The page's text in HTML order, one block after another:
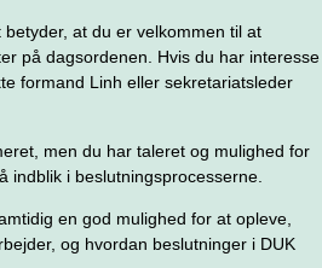
at du er velkommen til at
på dagsordenen. Hvis du har interesse
formand Linh eller sekretariatsleder
men du har taleret og mulighed for
indblik i beslutningsprocesserne.
en god mulighed for at opleve,
og hvordan beslutninger i DUK